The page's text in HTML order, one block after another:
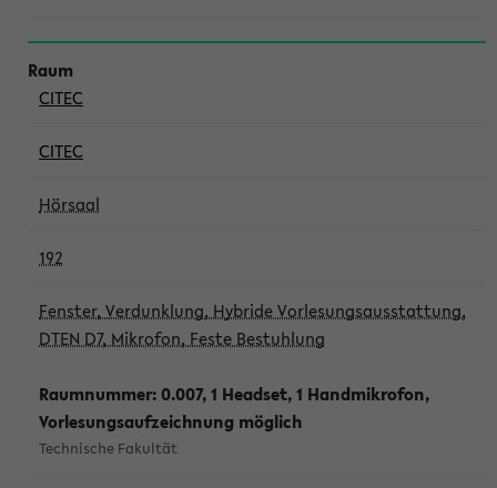
CITEC
CITEC
Hörsaal
192
Fenster, Verdunklung, Hybride Vorlesungsausstattung,
DTEN D7, Mikrofon, Feste Bestuhlung
Raumnummer: 0.007, 1 Headset, 1 Handmikrofon,
Vorlesungsaufzeichnung möglich
Technische Fakultät